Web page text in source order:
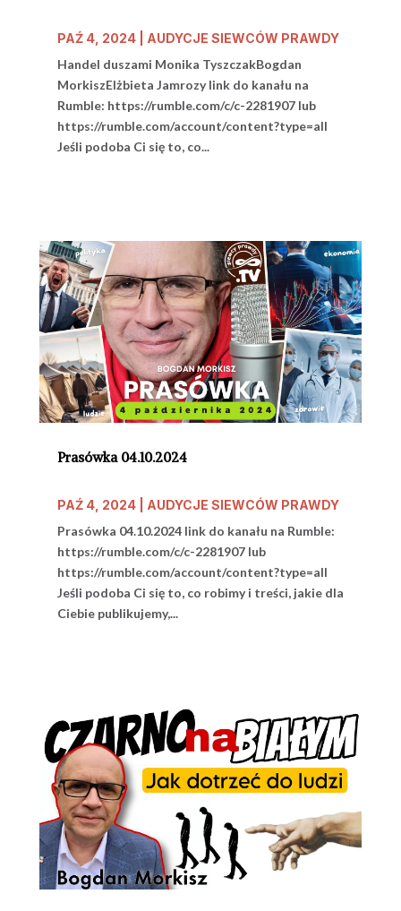
PAŹ 4, 2024| AUDYCJE SIEWCÓW PRAWDY
Handel duszami Monika TyszczakBogdan
MorkiszElżbieta Jamrozy link do kanału na
Rumble: https://rumble.com/c/c-2281907 lub
https://rumble.com/account/content?type=all
Jeśli podoba Ci się to, co...
Prasówka 04.10.2024
PAŹ 4, 2024| AUDYCJE SIEWCÓW PRAWDY
Prasówka 04.10.2024 link do kanału na Rumble:
https://rumble.com/c/c-2281907 lub
https://rumble.com/account/content?type=all
Jeśli podoba Ci się to, co robimy i treści, jakie dla
Ciebie publikujemy,...